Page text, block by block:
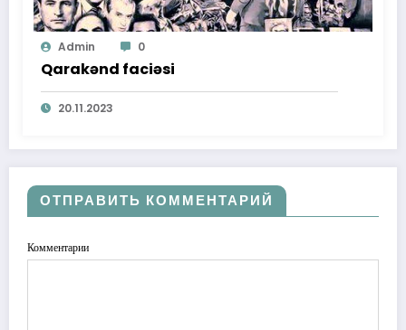
Admin 0
Qarakənd faciəsi
20.11.2023
ОТПРАВИТЬ КОММЕНТАРИЙ
Комментарии